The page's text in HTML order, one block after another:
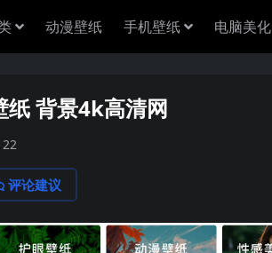
动漫壁纸 手机壁纸 电脑美化
纸 背景4k高清网
22
评论建议